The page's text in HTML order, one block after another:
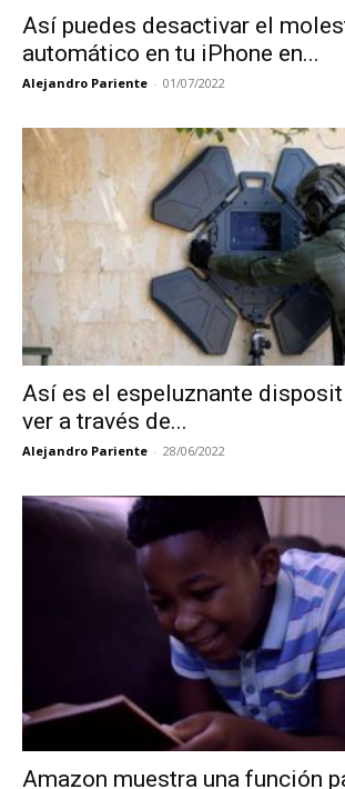
Así puedes desactivar el
automático en tu iPhone en...
Alejandro Pariente - 01/07/2022
Así es el espeluznante
ver a través de...
Alejandro Pariente - 28/06/2022
Amazon muestra una función